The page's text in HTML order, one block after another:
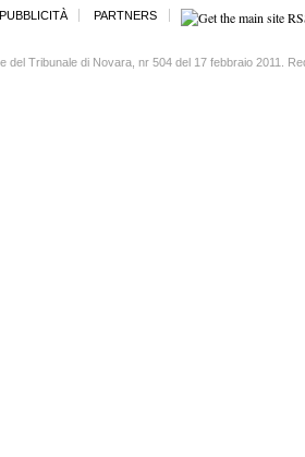
PUBBLICITÀ PARTNERS
del Tribunale di Novara, nr 504 del 17 febbraio 2011.